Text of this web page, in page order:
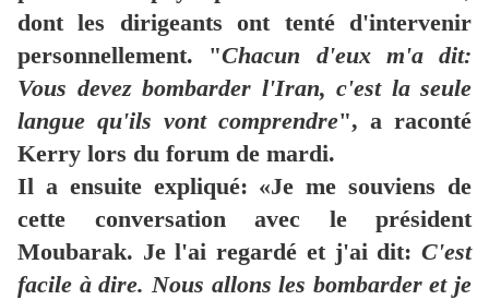
dont les dirigeants ont tenté d'intervenir
personnellement. "Chacun d'eux m'a dit:
Vous devez bombarder l'Iran, c'est la seule
langue qu'ils vont comprendre", a raconté
Kerry lors du forum de mardi.
Il a ensuite expliqué: «Je me souviens de
cette conversation avec le président
Moubarak. Je l'ai regardé et j'ai dit: C'est
facile à dire. Nous allons les bombarder et je